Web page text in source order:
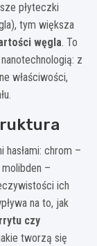
płyteczki
tym większa
węgla. To
z
właściwości,
chrom –
–
ich
na to, jak
czy
tworzą się